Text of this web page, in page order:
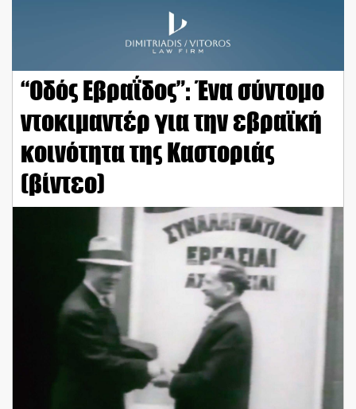
“Οδός Εβραΐδος”: Ένα σύντομο
ντοκιμαντέρ για την εβραϊκή
κοινότητα της Καστοριάς
(βίντεο)